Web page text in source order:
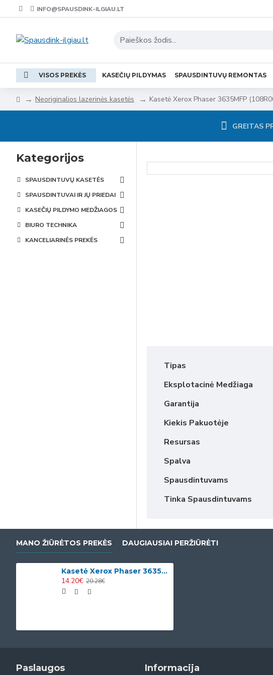
INFO@SPAUSDINK-ILGIAU.LT
VISOS PREKĖS KASEČIŲ PILDYMAS SPAUSDINTUVŲ REMONTAS
Neoriginalios lazerinės kasetės Kasetė Xerox Phaser 3635MFP
GREITAS
Kategorijos
SPAUSDINTUVŲ KASETĖS
SPAUSDINTUVAI IR JŲ PRIEDAI
KASEČIŲ PILDYMO MEDŽIAGOS
BIURO TECHNIKA
KANCELIARINĖS PREKĖS
Tipas
Eksplotacinė Medžiaga
Garantija
Kiekis Pakuotėje
Resursas
Spalva
Spausdintuvams
Tinka Spausdintuvams
MANO ŽIŪRĖTOS PREKĖS DAUGIAUSIAI PERŽIŪRĖTI
Kasetė Xerox Phaser 3635MFP (108R00793)
14.20€ 20.28€
Paslaugos Informacija